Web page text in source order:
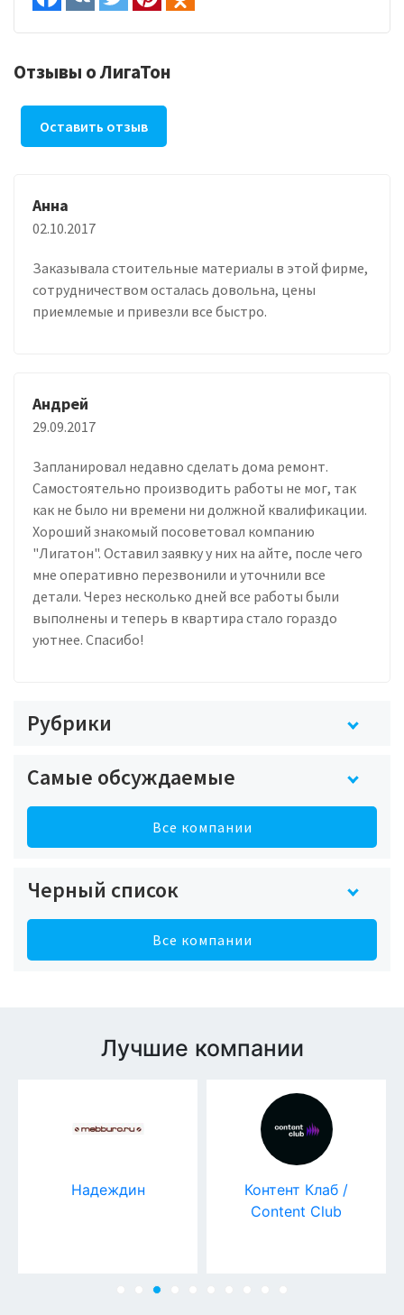
Отзывы о ЛигаТон
Оставить отзыв
Анна
02.10.2017
Заказывала стоительные материалы в этой фирме,
сотрудничеством осталась довольна, цены
приемлемые и привезли все быстро.
Андрей
29.09.2017
Запланировал недавно сделать дома ремонт.
Самостоятельно производить работы не мог, так
как не было ни времени ни должной квалификации.
Хороший знакомый посоветовал компанию
"Лигатон". Оставил заявку у них на айте, после чего
мне оперативно перезвонили и уточнили все
детали. Через несколько дней все работы были
выполнены и теперь в квартира стало гораздо
уютнее. Спасибо!
Рубрики
Самые обсуждаемые
Все компании
Черный список
Все компании
Лучшие компании
Надеждин
Контент Клаб /
Content Club